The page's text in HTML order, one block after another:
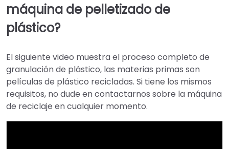
máquina de pelletizado de
plástico?
El siguiente video muestra el proceso completo de
granulación de plástico, las materias primas son
películas de plástico recicladas. Si tiene los mismos
requisitos, no dude en contactarnos sobre la máquina
de reciclaje en cualquier momento.